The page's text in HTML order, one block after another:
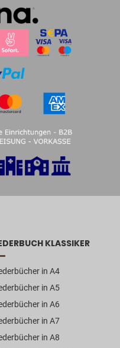
KLASSIKER
in A4
in A5
in A6
in A7
in A8